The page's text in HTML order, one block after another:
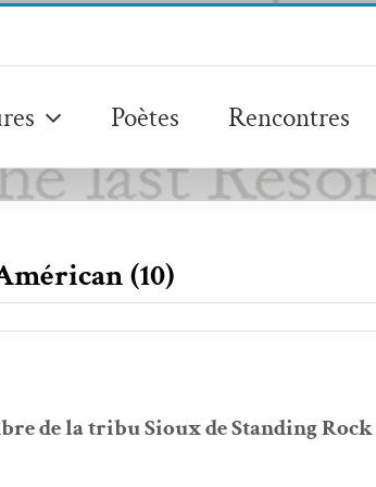
Poètes Rencontres
(10)
de la tribu Sioux de Stand­ing Rock